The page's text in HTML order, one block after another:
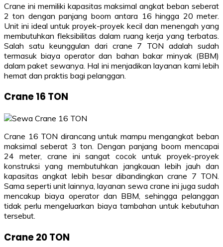
Crane ini memiliki kapasitas maksimal angkat beban seberat
2 ton dengan panjang boom antara 16 hingga 20 meter.
Unit ini ideal untuk proyek-proyek kecil dan menengah yang
membutuhkan fleksibilitas dalam ruang kerja yang terbatas.
Salah satu keunggulan dari crane 7 TON adalah sudah
termasuk biaya operator dan bahan bakar minyak (BBM)
dalam paket sewanya. Hal ini menjadikan layanan kami lebih
hemat dan praktis bagi pelanggan.
Crane 16 TON
Crane 16 TON dirancang untuk mampu mengangkat beban
maksimal seberat 3 ton. Dengan panjang boom mencapai
24 meter, crane ini sangat cocok untuk proyek-proyek
konstruksi yang membutuhkan jangkauan lebih jauh dan
kapasitas angkat lebih besar dibandingkan crane 7 TON.
Sama seperti unit lainnya, layanan sewa crane ini juga sudah
mencakup biaya operator dan BBM, sehingga pelanggan
tidak perlu mengeluarkan biaya tambahan untuk kebutuhan
tersebut.
Crane 20 TON